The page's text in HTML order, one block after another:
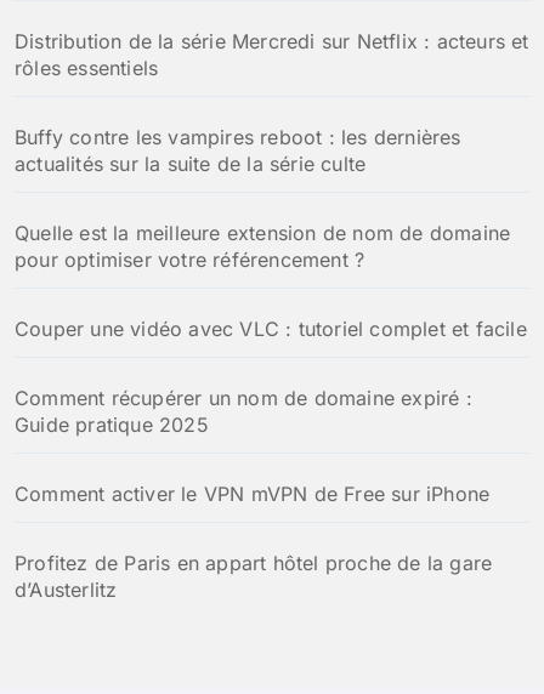
Distribution de la série Mercredi sur Netflix : acteurs et
rôles essentiels
Buffy contre les vampires reboot : les dernières
actualités sur la suite de la série culte
Quelle est la meilleure extension de nom de domaine
pour optimiser votre référencement ?
Couper une vidéo avec VLC : tutoriel complet et facile
Comment récupérer un nom de domaine expiré :
Guide pratique 2025
Comment activer le VPN mVPN de Free sur iPhone
Profitez de Paris en appart hôtel proche de la gare
d’Austerlitz